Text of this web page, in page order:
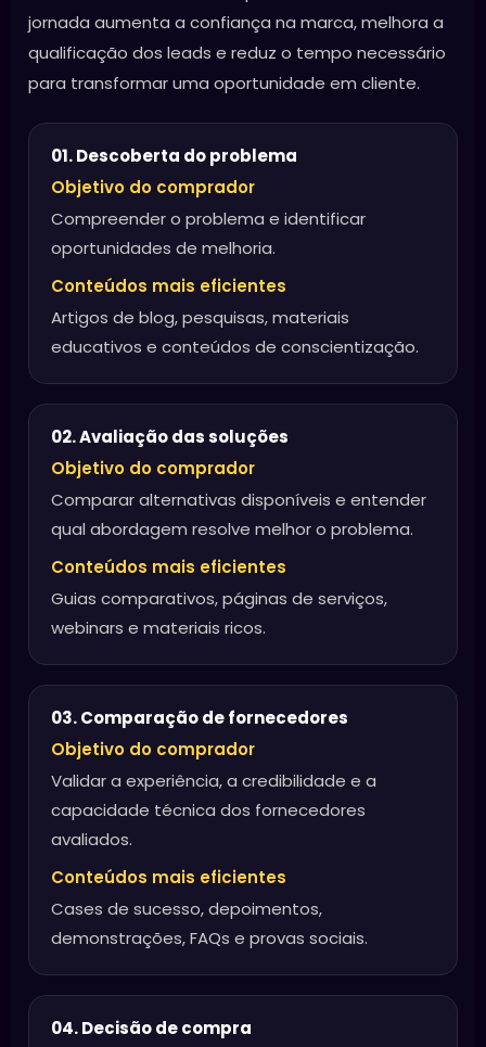
jornada aumenta a confiança na marca, melhora a
qualificação dos leads e reduz o tempo necessário
para transformar uma oportunidade em cliente.
01. Descoberta do problema
Objetivo do comprador
Compreender o problema e identificar
oportunidades de melhoria.
Conteúdos mais eficientes
Artigos de blog, pesquisas, materiais
educativos e conteúdos de conscientização.
02. Avaliação das soluções
Objetivo do comprador
Comparar alternativas disponíveis e entender
qual abordagem resolve melhor o problema.
Conteúdos mais eficientes
Guias comparativos, páginas de serviços,
webinars e materiais ricos.
03. Comparação de fornecedores
Objetivo do comprador
Validar a experiência, a credibilidade e a
capacidade técnica dos fornecedores
avaliados.
Conteúdos mais eficientes
Cases de sucesso, depoimentos,
demonstrações, FAQs e provas sociais.
04. Decisão de compra